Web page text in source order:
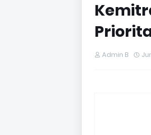
Admin B